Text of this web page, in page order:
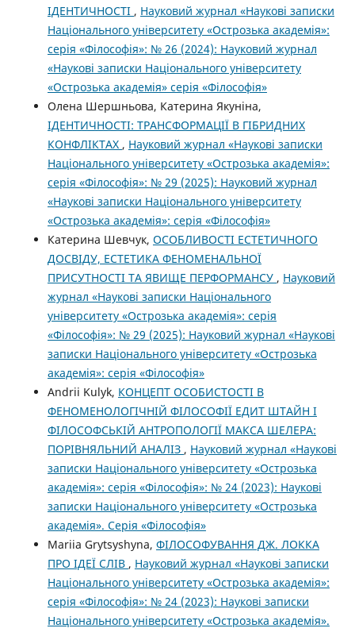
ІДЕНТИЧНОСТІ , Науковий журнал «Наукові записки
Національного університету «Острозька академія»:
серія «Філософія»: № 26 (2024): Науковий журнал
«Наукові записки Національного університету
«Острозька академія» серія «Філософія»
Олена Шершньова, Катерина Якуніна,
ІДЕНТИЧНОСТІ: ТРАНСФОРМАЦІЇ В ГІБРИДНИХ
КОНФЛІКТАХ , Науковий журнал «Наукові записки
Національного університету «Острозька академія»:
серія «Філософія»: № 29 (2025): Науковий журнал
«Наукові записки Національного університету
«Острозька академія»: серія «Філософія»
Катерина Шевчук, ОСОБЛИВОСТІ ЕСТЕТИЧНОГО
ДОСВІДУ, ЕСТЕТИКА ФЕНОМЕНАЛЬНОЇ
ПРИСУТНОСТІ ТА ЯВИЩЕ ПЕРФОРМАНСУ , Науковий
журнал «Наукові записки Національного
університету «Острозька академія»: серія
«Філософія»: № 29 (2025): Науковий журнал «Наукові
записки Національного університету «Острозька
академія»: серія «Філософія»
Andrii Kulyk, КОНЦЕПТ ОСОБИСТОСТІ В
ФЕНОМЕНОЛОГІЧНІЙ ФІЛОСОФІЇ ЕДИТ ШТАЙН І
ФІЛОСОФСЬКІЙ АНТРОПОЛОГІЇ МАКСА ШЕЛЕРА:
ПОРІВНЯЛЬНИЙ АНАЛІЗ , Науковий журнал «Наукові
записки Національного університету «Острозька
академія»: серія «Філософія»: № 24 (2023): Наукові
записки Національного університету «Острозька
академія». Серія «Філософія»
Mariia Grytsyshyna, ФІЛОСОФУВАННЯ ДЖ. ЛОККА
ПРО ІДЕЇ СЛІВ , Науковий журнал «Наукові записки
Національного університету «Острозька академія»:
серія «Філософія»: № 24 (2023): Наукові записки
Національного університету «Острозька академія».